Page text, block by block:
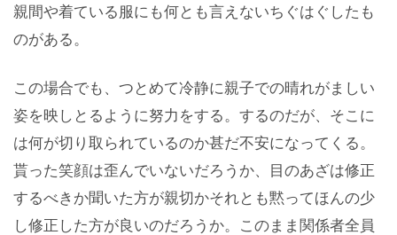
親間や着ている服にも何とも言えないちぐはぐしたも
のがある。
この場合でも、つとめて冷静に親子での晴れがましい
姿を映しとるように努力をする。するのだが、そこに
は何が切り取られているのか甚だ不安になってくる。
貰った笑顔は歪んでいないだろうか、目のあざは修正
するべきか聞いた方が親切かそれとも黙ってほんの少
し修正した方が良いのだろうか。このまま関係者全員